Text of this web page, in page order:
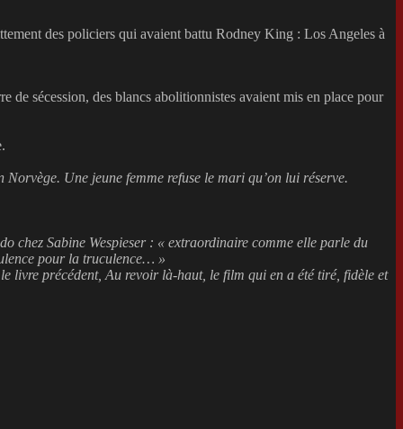
des policiers qui avaient battu Rodney King : Los Angeles à
sécession, des blancs abolitionnistes avaient mis en place pour
Une jeune femme refuse le mari qu’on lui réserve.
chez Sabine Wespieser : « extraordinaire comme elle parle du
pour la truculence… »
livre précédent, Au revoir là-haut, le film qui en a été tiré, fidèle et